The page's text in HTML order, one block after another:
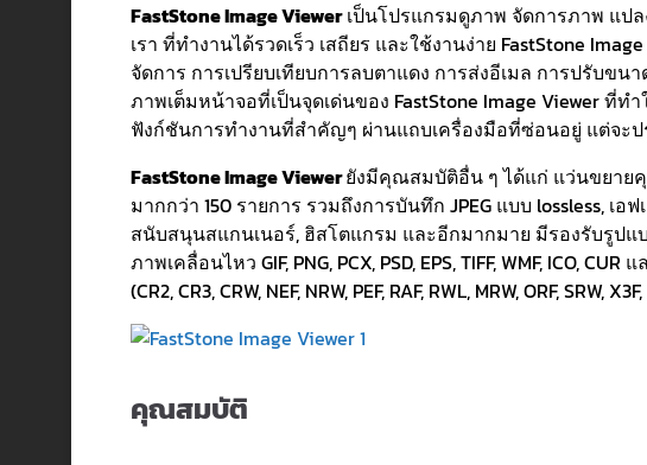
FastStone Image Viewerเป็นโปรแกรมดูภาพ จัดการภาพ แป
เรา ที่ทำงานได้รวดเร็ว เสถียร และใช้งานง่าย FastStone
จัดการ การเปรียบเทียบการลบตาแดง การส่งอีเมล การปรับข
ภาพเต็มหน้าจอที่เป็นจุดเด่นของ FastStone Image Viewer ที่ท
ฟังก์ชันการทำงานที่สำคัญๆ ผ่านแถบเครื่องมือที่ซ่อนอยู่ แต่จะ
FastStone Image Viewerยังมีคุณสมบัติอื่น ๆ ได้แก่ แว่นขยาย
มากกว่า 150 รายการ รวมถึงการบันทึก JPEG แบบ lossless, เ
สนับสนุนสแกนเนอร์, ฮิสโตแกรม และอีกมากมาย มีรองรับรูปแบ
ภาพเคลื่อนไหว GIF, PNG, PCX, PSD, EPS, TIFF, WMF, ICO,
(CR2, CR3, CRW, NEF, NRW, PEF, RAF, RWL, MRW, ORF, SRW,
คุณสมบัติ